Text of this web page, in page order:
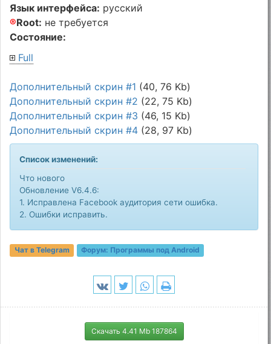
Язык интерфейса: русский
®Root: не требуется
Состояние:
Full
Дополнительный скрин #1 (40, 76 Kb)
Дополнительный скрин #2 (22, 75 Kb)
Дополнительный скрин #3 (46, 15 Kb)
Дополнительный скрин #4 (28, 97 Kb)
Список изменений:
Что нового
Обновление V6.4.6:
1. Исправлена Facebook аудитория сети ошибка.
2. Ошибки исправить.
Чат в Telegram Форум: Программы под Android
Скачать 4.41 Mb 187864